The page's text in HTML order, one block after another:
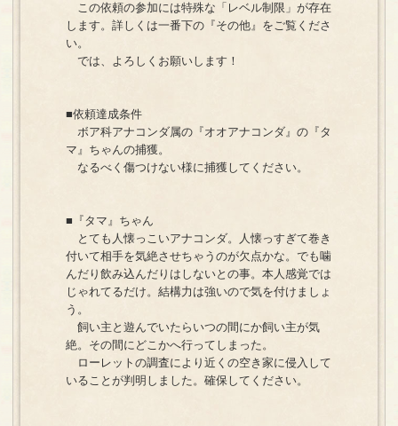
この依頼の参加には特殊な「レベル制限」が存在
します。詳しくは一番下の『その他』をご覧くださ
い。
では、よろしくお願いします！
■依頼達成条件
ボア科アナコンダ属の『オオアナコンダ』の『タ
マ』ちゃんの捕獲。
なるべく傷つけない様に捕獲してください。
■『タマ』ちゃん
とても人懐っこいアナコンダ。人懐っすぎて巻き
付いて相手を気絶させちゃうのが欠点かな。でも噛
んだり飲み込んだりはしないとの事。本人感覚では
じゃれてるだけ。結構力は強いので気を付けましょ
う。
飼い主と遊んでいたらいつの間にか飼い主が気
絶。その間にどこかへ行ってしまった。
ローレットの調査により近くの空き家に侵入して
いることが判明しました。確保してください。